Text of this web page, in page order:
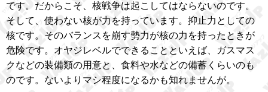
です。だからこそ、核戦争は起こしてはならないのです。
そして、使わない核が力を持っています。抑止力としての
核です。そのバランスを崩す勢力が核の力を持ったときが
危険です。オヤジレベルでできることといえば、ガスマス
クなどの装備類の用意と、食料や水などの備蓄くらいのも
のです。ないよりマシ程度になるかも知れませんが。